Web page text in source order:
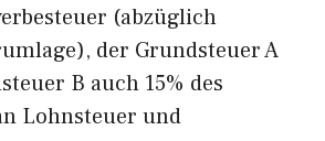
(abzüglich
der Grundsteuer A
B auch 15% des
Lohnsteuer und